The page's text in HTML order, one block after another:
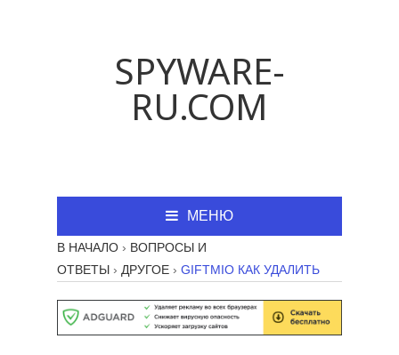
SPYWARE-
RU.COM
МЕНЮ
В НАЧАЛО › ВОПРОСЫ И
ОТВЕТЫ › ДРУГОЕ › GIFTMIO КАК УДАЛИТЬ